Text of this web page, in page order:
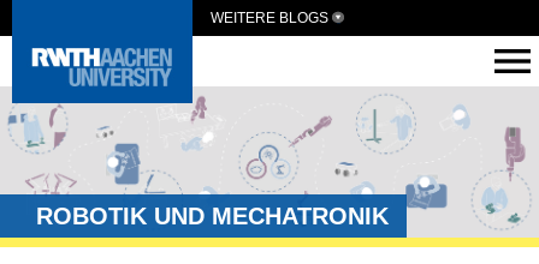
WEITERE BLOGS
ROBOTIK UND MECHATRONIK